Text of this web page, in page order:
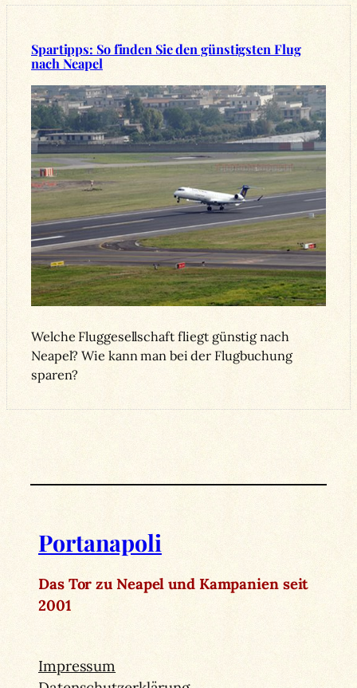
Spartipps: So finden Sie den günstigsten Flug
nach Neapel
Welche Fluggesellschaft fliegt günstig nach
Neapel? Wie kann man bei der Flugbuchung
sparen?
Portanapoli
Das Tor zu Neapel und Kampanien seit
2001
Impressum